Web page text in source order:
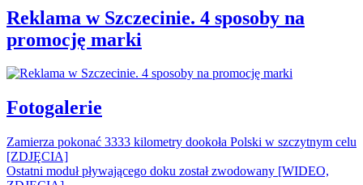
Reklama w Szczecinie. 4 sposoby na
promocję marki
Fotogalerie
Zamierza pokonać 3333 kilometry dookoła Polski w szczytnym celu
[ZDJĘCIA]
Ostatni moduł pływającego doku został zwodowany [WIDEO,